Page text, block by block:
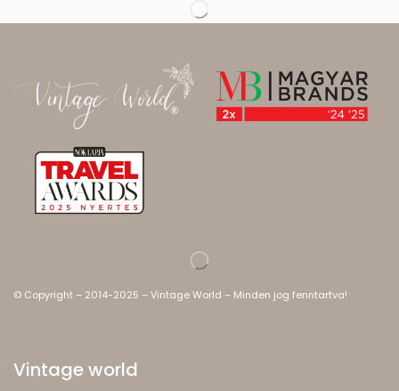
© Copyright – 2014-2025 – Vintage World – Minden jog fenntartva!
Vintage world